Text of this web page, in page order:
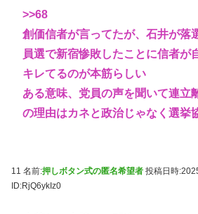
>>68
創価信者が言ってたが、石井が落
員選で新宿惨敗したことに信者が
キレてるのが本筋らしい
ある意味、党員の声を聞いて連立
の理由はカネと政治じゃなく選挙
11 名前:押しボタン式の匿名希望者 投稿日時
ID:RjQ6ykIz0